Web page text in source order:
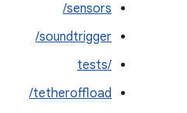
sensors/
soundtrigger/
tests/‎
tetheroffload/